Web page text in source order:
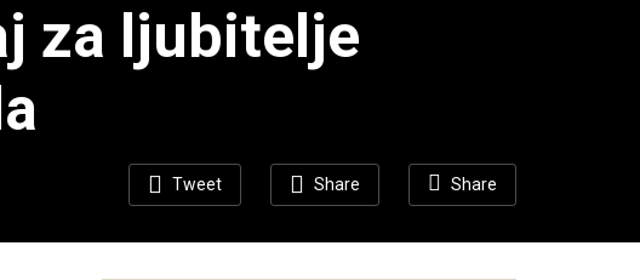
za ljubitelje
Tweet Share Share